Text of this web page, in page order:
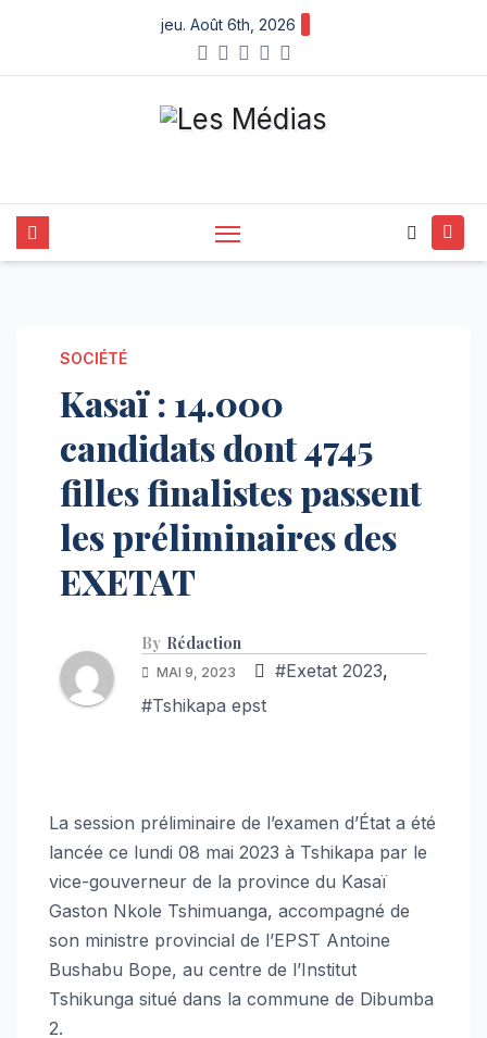
content
jeu. Août 6th, 2026
SOCIÉTÉ
Kasaï : 14.000
candidats dont 4745
filles finalistes passent
les préliminaires des
EXETAT
By Rédaction
MAI 9, 2023 #Exetat 2023,
#Tshikapa epst
La session préliminaire de l’examen d’État a été
lancée ce lundi 08 mai 2023 à Tshikapa par le
vice-gouverneur de la province du Kasaï
Gaston Nkole Tshimuanga, accompagné de
son ministre provincial de l’EPST Antoine
Bushabu Bope, au centre de l’Institut
Tshikunga situé dans la commune de Dibumba
2.